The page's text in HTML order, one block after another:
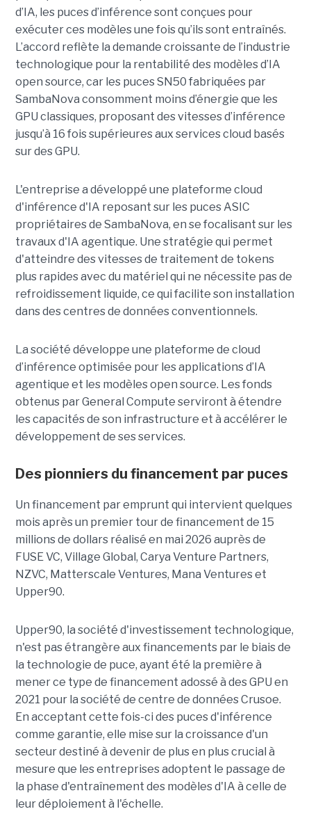
d’IA, les puces d’inférence sont conçues pour
exécuter ces modèles une fois qu’ils sont entraînés.
L’accord reflète la demande croissante de l’industrie
technologique pour la rentabilité des modèles d’IA
open source, car les puces SN50 fabriquées par
SambaNova consomment moins d’énergie que les
GPU classiques, proposant des vitesses d’inférence
jusqu’à 16 fois supérieures aux services cloud basés
sur des GPU.
L'entreprise a développé une plateforme cloud
d'inférence d'IA reposant sur les puces ASIC
propriétaires de SambaNova, en se focalisant sur les
travaux d'IA agentique. Une stratégie qui permet
d'atteindre des vitesses de traitement de tokens
plus rapides avec du matériel qui ne nécessite pas de
refroidissement liquide, ce qui facilite son installation
dans des centres de données conventionnels.
La société développe une plateforme de cloud
d’inférence optimisée pour les applications d’IA
agentique et les modèles open source. Les fonds
obtenus par General Compute serviront à étendre
les capacités de son infrastructure et à accélérer le
développement de ses services.
Des pionniers du financement par puces
Un financement par emprunt qui intervient quelques
mois après un premier tour de financement de 15
millions de dollars réalisé en mai 2026 auprès de
FUSE VC, Village Global, Carya Venture Partners,
NZVC, Matterscale Ventures, Mana Ventures et
Upper90.
Upper90, la société d'investissement technologique,
n'est pas étrangère aux financements par le biais de
la technologie de puce, ayant été la première à
mener ce type de financement adossé à des GPU en
2021 pour la société de centre de données Crusoe.
En acceptant cette fois-ci des puces d'inférence
comme garantie, elle mise sur la croissance d'un
secteur destiné à devenir de plus en plus crucial à
mesure que les entreprises adoptent le passage de
la phase d'entraînement des modèles d'IA à celle de
leur déploiement à l'échelle.